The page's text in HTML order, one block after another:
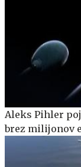
Aleks Pihler
brez milijonov